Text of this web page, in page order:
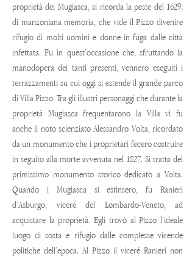
proprietà dei Mugiasca, si ricorda la peste del 1629,
di manzoniana memoria, che vide il Pizzo divenire
rifugio di molti uomini e donne in fuga dalle città
infettata. Fu in quest’occasione che, sfruttando la
manodopera dei tanti presenti, vennero eseguiti i
terrazzamenti su cui oggi si estende il grande parco
di Villa Pizzo. Tra gli illustri personaggi che durante la
proprietà Mugiasca frequentarono la Villa vi fu
anche il noto scienziato Alessandro Volta, ricordato
da un monumento che i proprietari fecero costruire
in seguito alla morte avvenuta nel 1827. Si tratta del
primissimo monumento storico dedicato a Volta.
Quando i Mugiasca si estinsero, fu Ranieri
d’Asburgo, viceré del Lombardo-Veneto, ad
acquistare la proprietà. Egli trovò al Pizzo l’ideale
luogo di sosta e rifugio dalle complesse vicende
politiche dell’epoca. Al Pizzo il viceré Ranieri non